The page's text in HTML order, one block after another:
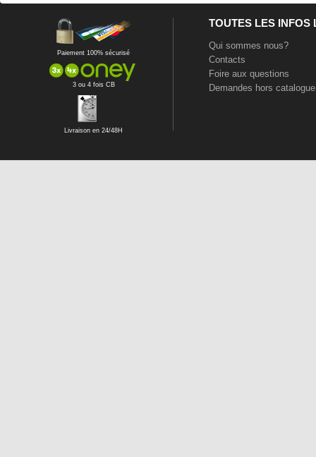
Paiement 100% sécurisé
3 ou 4 fois CB
Livraison en 24/48H
TOUTES LES INFOS
Qui sommes nous?
Contacts
Foire aux questions
Demandes hors catalogue